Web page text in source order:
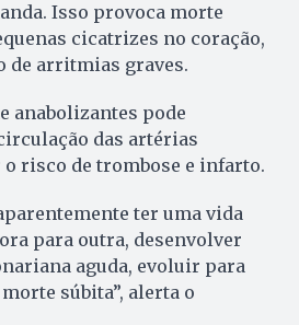
Isso provoca morte
cicatrizes no coração,
de arritmias graves.
anabolizantes pode
das artérias
risco de trombose e infarto.
ter uma vida
para outra, desenvolver
aguda, evoluir para
súbita”, alerta o